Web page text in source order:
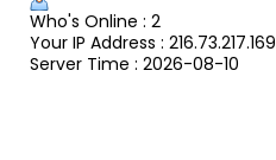
Who's Online : 2
Your IP Address : 216.73.217.169
Server Time : 2026-08-10